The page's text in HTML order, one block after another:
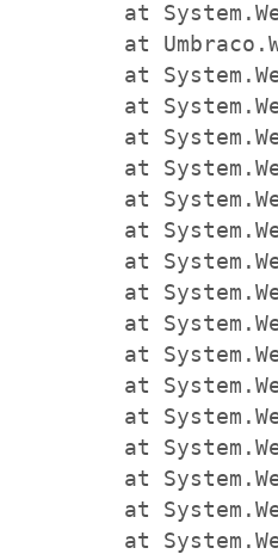
at
at
at
at
at
at
at
at
at
at
at
at
at
at
at
at
at
at